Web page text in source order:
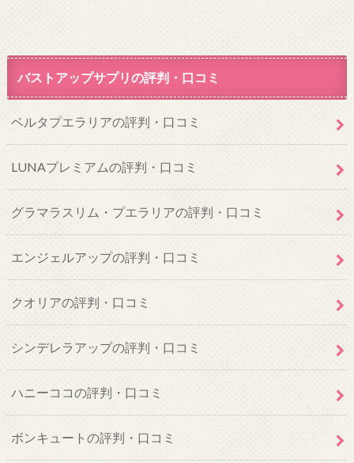
バストアップサプリの評判・口コミ
ベルタプエラリアの評判・口コミ
LUNAプレミアムの評判・口コミ
グラマラスリム・プエラリアの評判・口コミ
エンジェルアップの評判・口コミ
クオリアの評判・口コミ
シンデレラアップの評判・口コミ
ハニーココの評判・口コミ
ボンキュートの評判・口コミ